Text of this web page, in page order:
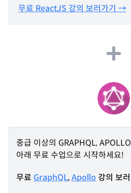
무료 ReactJS 강의 보러가기 →
중급 이상의 GRAPHQL,
아래 무료 수업으로 시작하세요!
무료 GraphQL,Apollo 강의 보